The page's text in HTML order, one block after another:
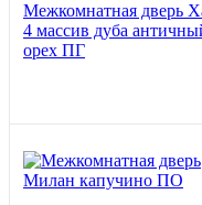
Межкомнатная дверь
4 массив дуба
орех ПГ